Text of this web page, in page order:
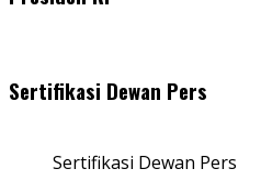
Sertifikasi Dewan Pers
Sertifikasi Dewan Pers